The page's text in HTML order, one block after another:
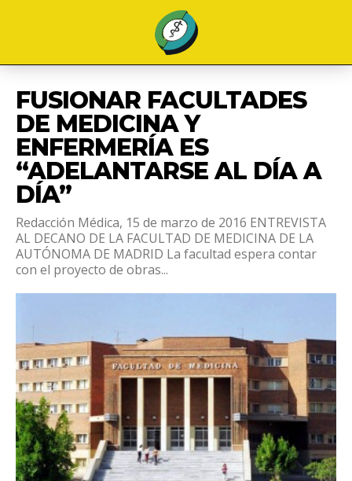
FUSIONAR FACULTADES
DE MEDICINA Y
ENFERMERÍA ES
“ADELANTARSE AL DÍA A
DÍA”
Redacción Médica, 15 de marzo de 2016 ENTREVISTA
AL DECANO DE LA FACULTAD DE MEDICINA DE LA
AUTÓNOMA DE MADRID La facultad espera contar
con el proyecto de obras...